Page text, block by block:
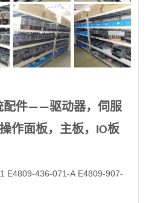
配件——驱动器，伺服
作面板，主板，IO板
E4809-436-071-A E4809-907-